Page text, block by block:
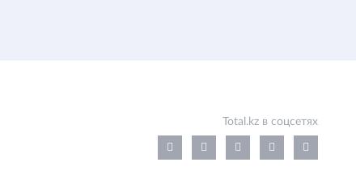
Total.kz в соцсетях